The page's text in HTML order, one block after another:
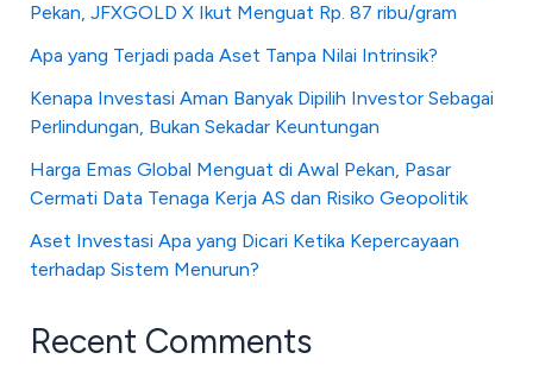
Pekan, JFXGOLD X Ikut Menguat Rp. 87 ribu/gram
Apa yang Terjadi pada Aset Tanpa Nilai Intrinsik?
Kenapa Investasi Aman Banyak Dipilih Investor Sebagai
Perlindungan, Bukan Sekadar Keuntungan
Harga Emas Global Menguat di Awal Pekan, Pasar
Cermati Data Tenaga Kerja AS dan Risiko Geopolitik
Aset Investasi Apa yang Dicari Ketika Kepercayaan
terhadap Sistem Menurun?
Recent Comments